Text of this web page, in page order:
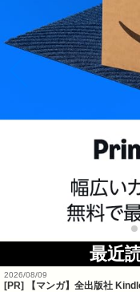
最近
2026/08/09
[PR] 【マンガ】全出版社